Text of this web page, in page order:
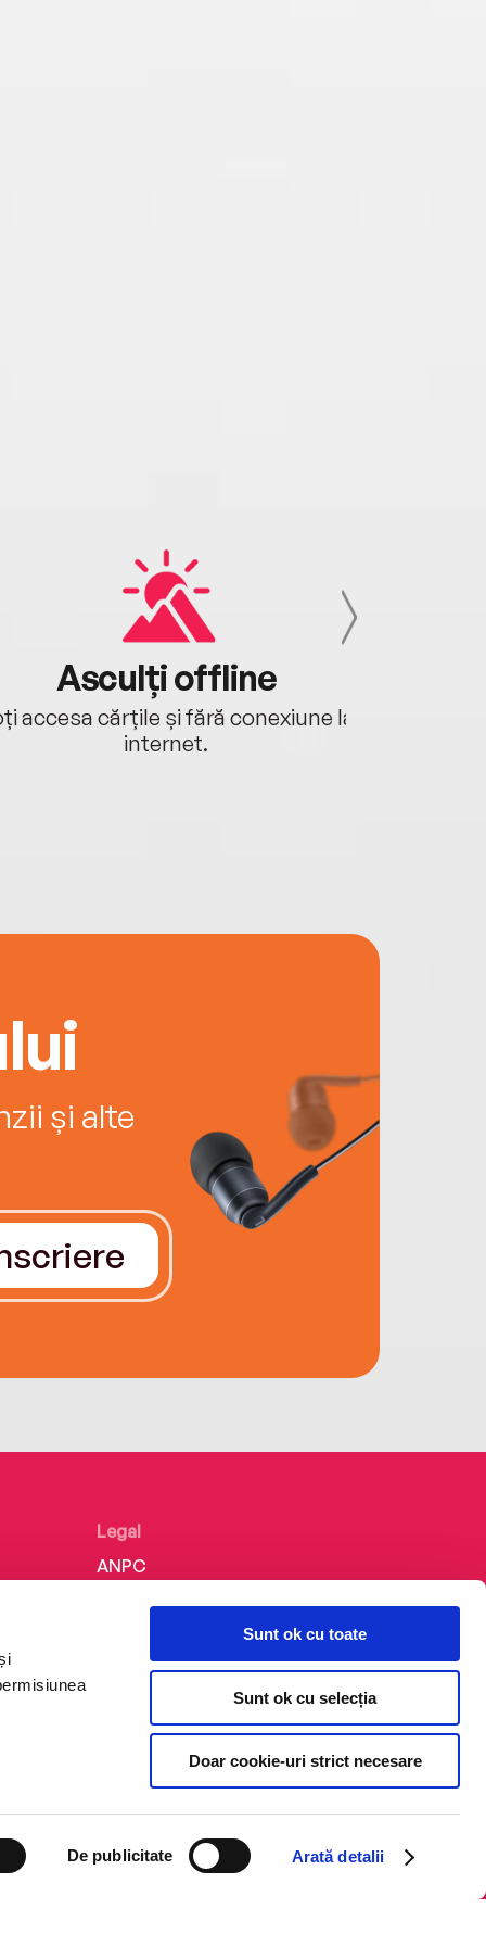
De publicitate Arată detalii
Sunt ok cu toate
Sunt ok cu selecția
Doar cookie-uri strict necesare
Asculți offline
accesa cărțile și fără conexiune la
internet.
și alte
Legal
ANPC
Politica de confidențialitate
Termeni și condiții